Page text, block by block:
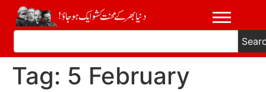
Tag: 5 February